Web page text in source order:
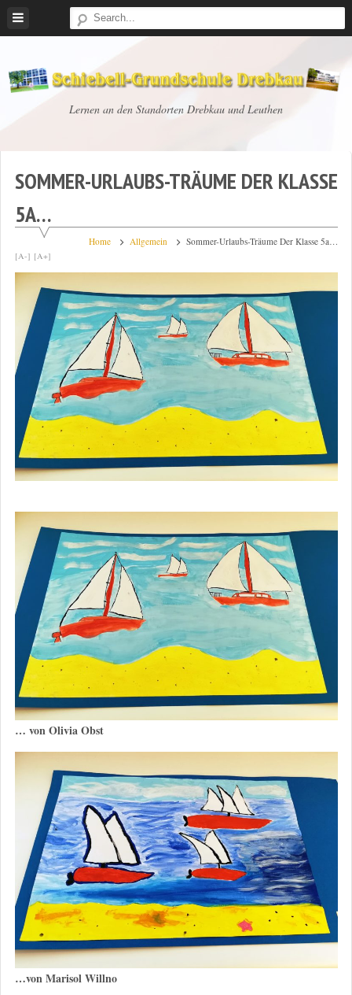
Skip
Schiebell-
Drebkau
Lernen an den Standorten Drebkau und Leuthen
SOMMER-URLAUBS-TRÄUME DER KLASSE
5A…
Home Allgemein Sommer-Urlaubs-Träume Der Klasse 5a…
[A-] [A+]
… von Olivia Obst
…von Marisol Willno